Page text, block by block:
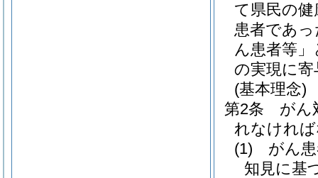
て県民の
患者であ
ん患者等
の実現に
(基本理念)
第2条
がん
れなけれ
(1)
がん
知見に基